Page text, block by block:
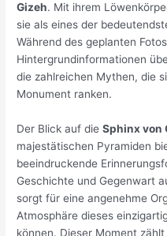
Gizeh. Mit ihrem
sie als eines der
Während des geplanten
Hintergrundinformationen
die zahlreichen Mythen, die
Monument ranken.
Der Blick auf dieSphinx von
majestätischen Pyramiden
beeindruckende
Geschichte und Gegenwart
sorgt für eine angenehme
Atmosphäre dieses
können. Dieser Moment